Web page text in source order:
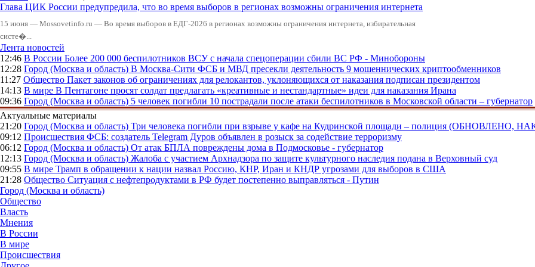
Глава ЦИК России предупредила, что во время выборов в регионах возможны ограничения интернета
15 июня — Mossovetinfo.ru — Во время выборов в ЕДГ-2026 в регионах возможны ограничения интернета, избирательная
систе�...
Лента новостей
12:46 В России Более 200 000 беспилотников ВСУ с начала спецоперации сбили ВС РФ - Минобороны
12:28 Город (Москва и область) В Москва-Сити ФСБ и МВД пресекли деятельность 9 мошеннических криптообменников
11:27 Общество Пакет законов об ограничениях для релокантов, уклоняющихся от наказания подписан президентом
14:13 В мире В Пентагоне просят солдат предлагать «креативные и нестандартные» идеи для наказания Ирана
09:36 Город (Москва и область) 5 человек погибли 10 пострадали после атаки беспилотников в Московской области – губернатор
Актуальные материалы
21:20 Город (Москва и область) Три человека погибли при взрыве у кафе на Кудринской площади – полиция (ОБНОВЛЕНО,
09:12 Происшествия ФСБ: создатель Telegram Дуров объявлен в розыск за содействие терроризму
06:12 Город (Москва и область) От атак БПЛА повреждены дома в Подмосковье - губернатор
12:13 Город (Москва и область) Жалоба с участием Архнадзора по защите культурного наследия подана в Верховный суд
09:55 В мире Трамп в обращении к нации назвал Россию, КНР, Иран и КНДР угрозами для выборов в США
21:28 Общество Ситуация с нефтепродуктами в РФ будет постепенно выправляться - Путин
Город (Москва и область)
Общество
Власть
Мнения
В России
В мире
Происшествия